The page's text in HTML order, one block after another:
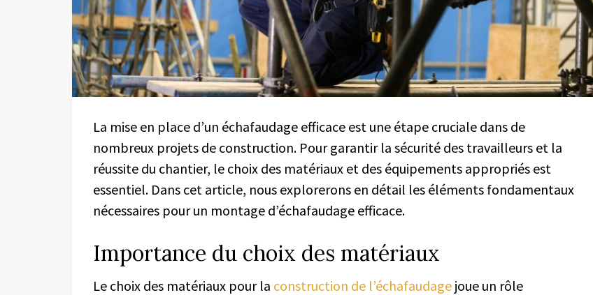
La mise en place d’un échafaudage efficace est une étape cruciale dans de
nombreux projets de construction. Pour garantir la sécurité des travailleurs et la
réussite du chantier, le choix des matériaux et des équipements appropriés est
essentiel. Dans cet article, nous explorerons en détail les éléments fondamentaux
nécessaires pour un montage d’échafaudage efficace.
Importance du choix des matériaux
Le choix des matériaux pour la construction de l’échafaudage joue un rôle